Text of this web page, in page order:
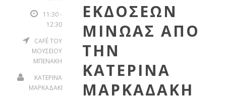
11:30 -
12:30
CAFÉ ΤΟΥ
ΜΟΥΣΕΙΟΥ
ΜΠΕΝΑΚΗ
ΚΑΤΕΡΙΝΑ
ΜΑΡΚΑΔΑΚΗ
ΕΚΔΟΣΕΩΝ
ΜΙΝΩΑΣ ΑΠΟ
ΤΗΝ
ΚΑΤΕΡΙΝΑ
ΜΑΡΚΑΔΑΚΗ